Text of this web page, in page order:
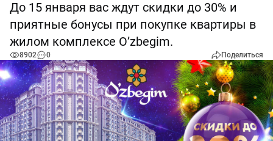
До 15 января вас ждут скидки до 30% и
приятные бонусы при покупке квартиры в
жилом комплексе O’zbegim.
8902 0 Поделиться